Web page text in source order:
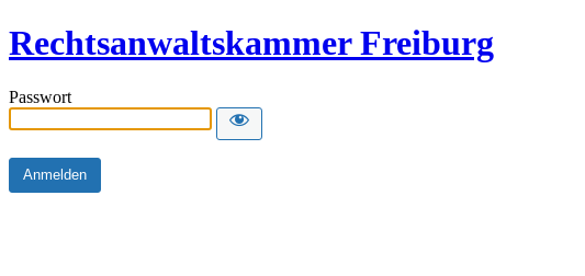
Rechtsanwaltskammer Freiburg
Passwort